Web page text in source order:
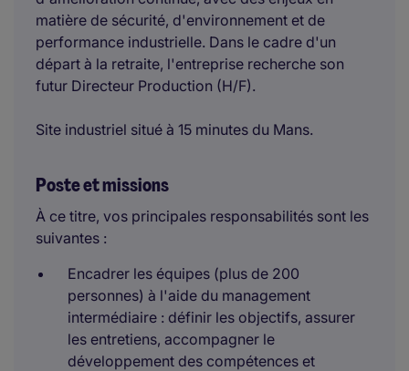
matière de sécurité, d'environnement et de
performance industrielle. Dans le cadre d'un
départ à la retraite, l'entreprise recherche son
futur Directeur Production (H/F).
Site industriel situé à 15 minutes du Mans.
Poste et missions
À ce titre, vos principales responsabilités sont les
suivantes :
Encadrer les équipes (plus de 200
personnes) à l'aide du management
intermédiaire : définir les objectifs, assurer
les entretiens, accompagner le
développement des compétences et